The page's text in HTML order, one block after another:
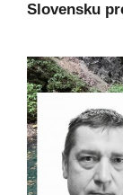
Slovensku